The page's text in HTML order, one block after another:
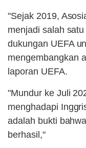
"Sejak 2019,
menjadi salah
dukungan UEFA
mengembangkan
laporan UEFA.
"Mundur ke Juli
menghadapi
adalah bukti
berhasil,"